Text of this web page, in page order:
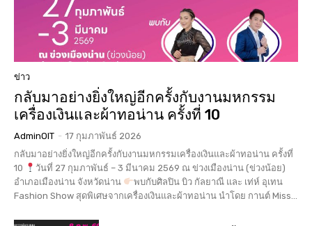
ข่าว
กลับมาอย่างยิ่งใหญ่อีกครั้งกับงานมหกรรม
เครื่องเงินและผ้าทอน่าน ครั้งที่ 10
AdminOIT - 17 กุมภาพันธ์ 2026
กลับมาอย่างยิ่งใหญ่อีกครั้งกับงานมหกรรมเครื่องเงินและผ้าทอน่าน ครั้งที่
10
วันที่ 27 กุมภาพันธ์ – 3 มีนาคม 2569 ณ ข่วงเมืองน่าน (ข่วงน้อย)
อำเภอเมืองน่าน จังหวัดน่าน
พบกับศิลปิน บิว กัลยาณี และ เท่ห์ อุเทน
Fashion Show สุดพิเศษจากเครื่องเงินและผ้าทอน่าน นำโดย กานต์ Miss...